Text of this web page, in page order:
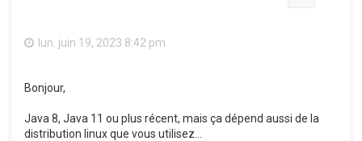
lun. juin 19, 2023 8:42 pm
Bonjour,
Java 8, Java 11 ou plus récent, mais ça dépend aussi de la
distribution linux que vous utilisez...